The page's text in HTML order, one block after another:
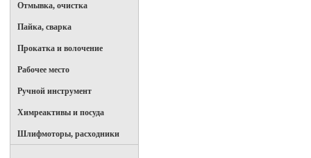
Отмывка, очистка
Пайка, сварка
Прокатка и волочение
Рабочее место
Ручной инструмент
Химреактивы и посуда
Шлифмоторы, расходники